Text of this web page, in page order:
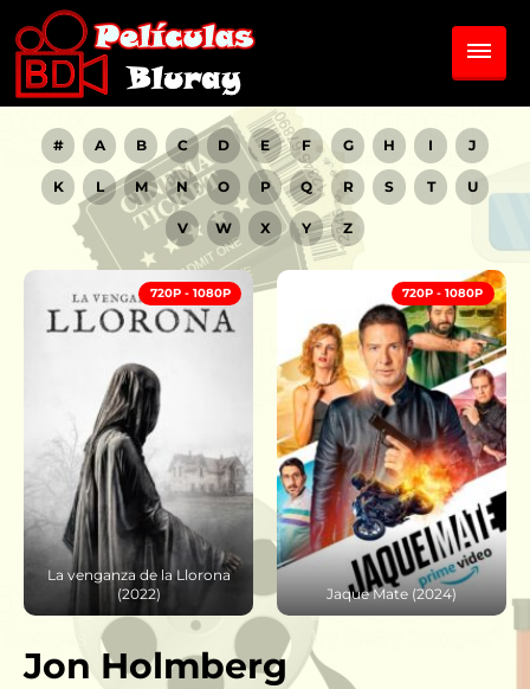
# A B C D E F G H I J
K L M N O P Q R S T U
V W X Y Z
720P - 1080P
Jaque Mate (2024)
720P - 1080P
El último exorcismo 2 (2013)
Jon Holmberg